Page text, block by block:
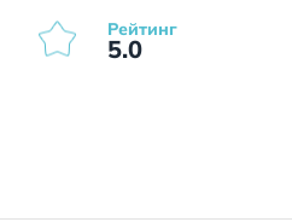
Рейтинг
5.0